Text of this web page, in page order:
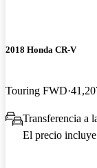
2018 Honda CR-V
Touring FWD
Transferencia a
El precio